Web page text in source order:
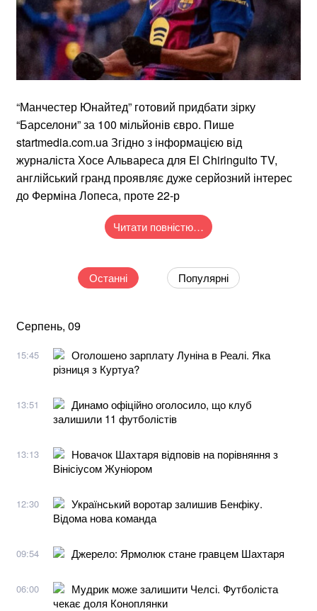
“Манчестер Юнайтед” готовий придбати зірку
“Барселони” за 100 мільйонів євро. Пише
startmedia.com.ua Згідно з інформацією від
журналіста Хосе Альвареса для El Chiringuito TV,
англійський гранд проявляє дуже серйозний інтерес
до Ферміна Лопеса, проте 22-р
Читати повністю…
Останні Популярні
Серпень, 09
15:45
Оголошено зарплату Луніна в Реалі. Яка
різниця з Куртуа?
13:51
Динамо офіційно оголосило, що клуб
залишили 11 футболістів
13:13
Новачок Шахтаря відповів на порівняння з
Вінісіусом Жуніором
12:30
Український воротар залишив Бенфіку.
Відома нова команда
09:54 Джерело: Ярмолюк стане гравцем Шахтаря
06:00
Мудрик може залишити Челсі. Футболіста
чекає доля Коноплянки